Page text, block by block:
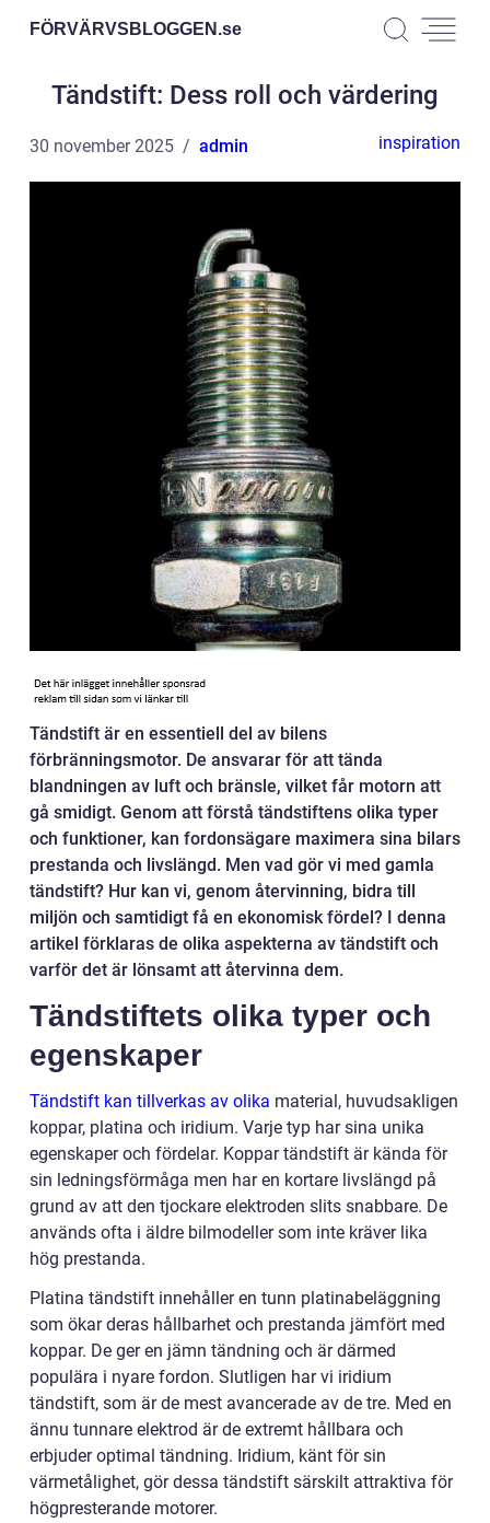
FÖRVÄRVSBLOGGEN.se
Tändstift: Dess roll och värdering
30 november 2025 admin inspiration
Tändstift är en essentiell del av bilens
förbränningsmotor. De ansvarar för att tända
blandningen av luft och bränsle, vilket får motorn att
gå smidigt. Genom att förstå tändstiftens olika typer
och funktioner, kan fordonsägare maximera sina bilars
prestanda och livslängd. Men vad gör vi med gamla
tändstift? Hur kan vi, genom återvinning, bidra till
miljön och samtidigt få en ekonomisk fördel? I denna
artikel förklaras de olika aspekterna av tändstift och
varför det är lönsamt att återvinna dem.
Tändstiftets olika typer och
egenskaper
Tändstift kan tillverkas av olika material, huvudsakligen
koppar, platina och iridium. Varje typ har sina unika
egenskaper och fördelar. Koppar tändstift är kända för
sin ledningsförmåga men har en kortare livslängd på
grund av att den tjockare elektroden slits snabbare. De
används ofta i äldre bilmodeller som inte kräver lika
hög prestanda.
Platina tändstift innehåller en tunn platinabeläggning
som ökar deras hållbarhet och prestanda jämfört med
koppar. De ger en jämn tändning och är därmed
populära i nyare fordon. Slutligen har vi iridium
tändstift, som är de mest avancerade av de tre. Med en
ännu tunnare elektrod är de extremt hållbara och
erbjuder optimal tändning. Iridium, känt för sin
värmetålighet, gör dessa tändstift särskilt attraktiva för
högpresterande motorer.